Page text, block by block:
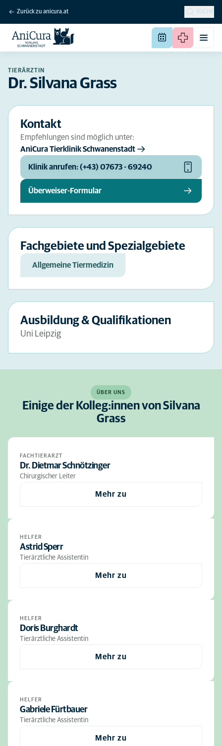
Zurück zu anicura.at SUCHE
TIERÄRZTIN
Dr. Silvana Grass
Kontakt
Empfehlungen sind möglich unter:
AniCura Tierklinik Schwanenstadt
Klinik anrufen: (+43) 07673 - 69240
Überweiser-Formular
Fachgebiete und Spezialgebiete
Allgemeine Tiermedizin
Ausbildung & Qualifikationen
Uni Leipzig
ÜBER UNS
Einige der Kolleg:innen von Silvana
Grass
FACHTIERARZT
Dr. Dietmar Schnötzinger
Chirurgischer Leiter
Mehr zu
HELFER
Astrid Sperr
Tierärztliche Assistentin
Mehr zu
HELFER
Doris Burghardt
Tierärztliche Assistentin
Mehr zu
HELFER
Gabriele Fürtbauer
Tierärztliche Assistentin
Mehr zu